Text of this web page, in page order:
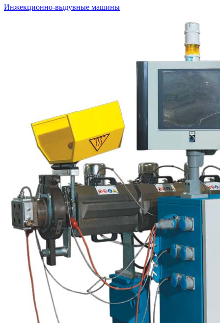
Инжекционно-выдувные машины